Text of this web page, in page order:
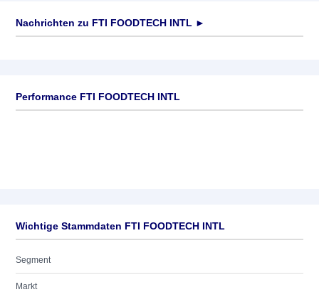
Nachrichten zu FTI FOODTECH INTL ►
Performance FTI FOODTECH INTL
Wichtige Stammdaten FTI FOODTECH INTL
Segment
Markt